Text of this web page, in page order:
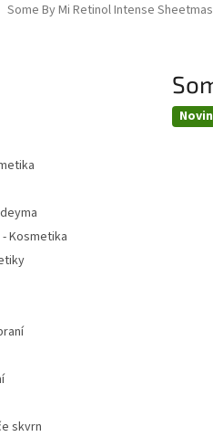
Some By Mi Retinol Intense
- Kosmetika
skvrn